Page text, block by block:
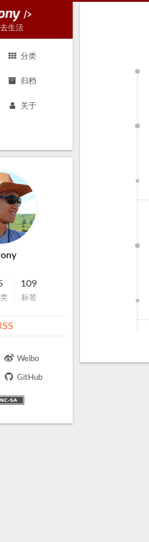
生活
分类
归档
关于
109
标签
Weibo
GitHub